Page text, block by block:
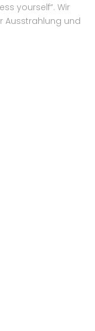
yourself“. Wir
Ausstrahlung und